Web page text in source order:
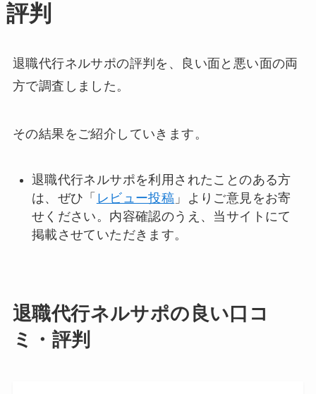
評判
退職代行ネルサポの評判を、良い面と悪い面の両
方で調査しました。
その結果をご紹介していきます。
退職代行ネルサポを利用されたことのある方
は、ぜひ「 レビュー投稿 」よりご意見をお寄
せください。内容確認のうえ、当サイトにて
掲載させていただきます。
退職代行ネルサポの良い口コ
ミ・評判